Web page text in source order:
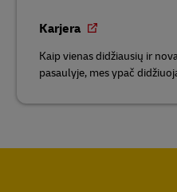
Karjera
Kaip vienas didžiausių ir
pasaulyje, mes ypač